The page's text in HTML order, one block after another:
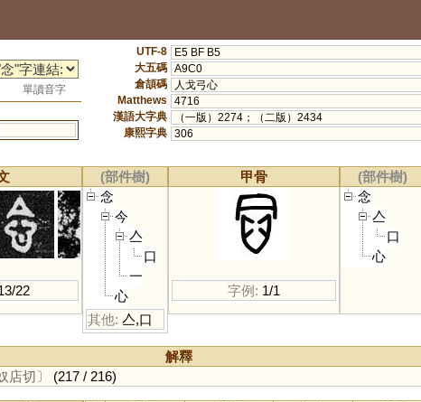
單讀音字
UTF-8
E5 BF B5
大五碼 A9C0
倉頡碼
人戈弓心
Matthews
4716
漢語大字典
（一版）2274；（二版）2434
康熙字典 306
22
(部件樹)
念
今
亼
口
一
心
其他: 亼,口
甲骨
字例: 1/1
(部件樹)
念
亼
口
心
解釋
店切〕 (217 / 216)